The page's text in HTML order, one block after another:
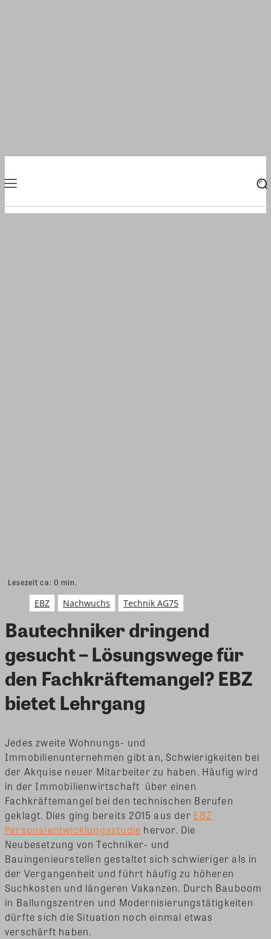
Lesezeit ca: 0 min.
EBZ Nachwuchs Technik AG75
Bautechniker dringend
gesucht – Lösungswege für
den Fachkräftemangel? EBZ
bietet Lehrgang
Jedes zweite Wohnungs- und
Immobilienunternehmen gibt an, Schwierigkeiten bei
der Akquise neuer Mitarbeiter zu haben. Häufig wird
in der Immobilienwirtschaft über einen
Fachkräftemangel bei den technischen Berufen
geklagt. Dies ging bereits 2015 aus der EBZ
Personalentwicklungsstudie hervor. Die
Neubesetzung von Techniker- und
Bauingenieurstellen gestaltet sich schwieriger als in
der Vergangenheit und führt häufig zu höheren
Suchkosten und längeren Vakanzen. Durch Bauboom
in Ballungszentren und Modernisierungstätigkeiten
dürfte sich die Situation noch einmal etwas
verschärft haben.